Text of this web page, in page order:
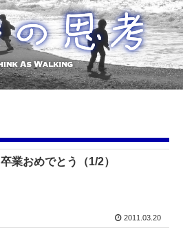
卒業おめでとう（1/2）
2011.03.20